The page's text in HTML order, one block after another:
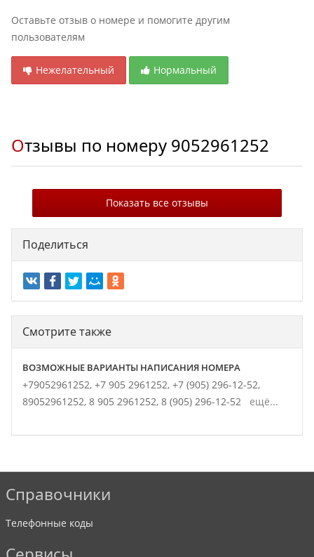
Оставьте отзыв о номере и помогите другим
пользователям
Нежелательный Нормальный
Отзывы по номеру 9052961252
Показать все отзывы
Поделиться
Смотрите также
ВОЗМОЖНЫЕ ВАРИАНТЫ НАПИСАНИЯ НОМЕРА
+79052961252, +7 905 2961252, +7 (905) 296-12-52,
89052961252, 8 905 2961252, 8 (905) 296-12-52 ещё...
Справочники
Телефонные коды